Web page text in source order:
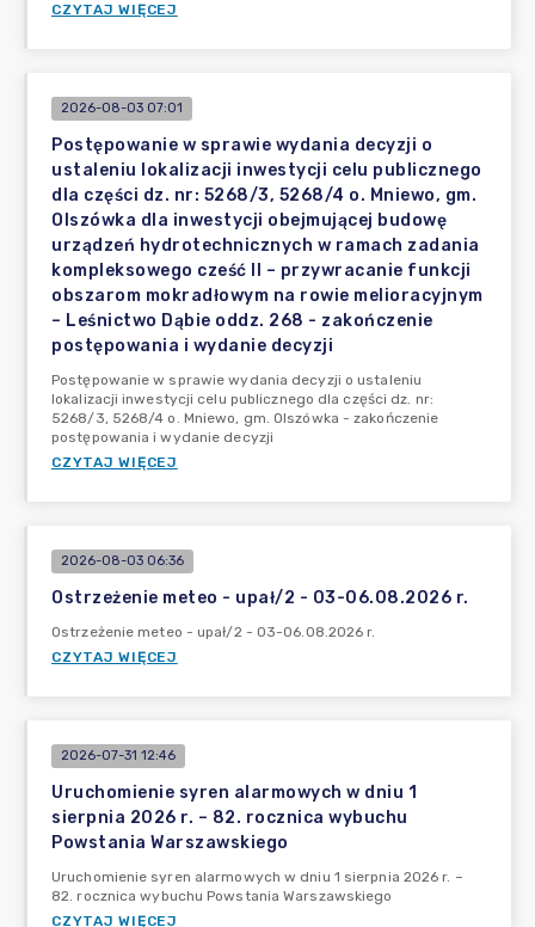
CZYTAJ WIĘCEJ
2026-08-03 07:01
Postępowanie w sprawie wydania decyzji o
ustaleniu lokalizacji inwestycji celu publicznego
dla części dz. nr: 5268/3, 5268/4 o. Mniewo, gm.
Olszówka dla inwestycji obejmującej budowę
urządzeń hydrotechnicznych w ramach zadania
kompleksowego cześć II – przywracanie funkcji
obszarom mokradłowym na rowie melioracyjnym
– Leśnictwo Dąbie oddz. 268 - zakończenie
postępowania i wydanie decyzji
Postępowanie w sprawie wydania decyzji o ustaleniu
lokalizacji inwestycji celu publicznego dla części dz. nr:
5268/3, 5268/4 o. Mniewo, gm. Olszówka - zakończenie
postępowania i wydanie decyzji
CZYTAJ WIĘCEJ
2026-08-03 06:36
Ostrzeżenie meteo - upał/2 - 03-06.08.2026 r.
Ostrzeżenie meteo - upał/2 - 03-06.08.2026 r.
CZYTAJ WIĘCEJ
2026-07-31 12:46
Uruchomienie syren alarmowych w dniu 1
sierpnia 2026 r. – 82. rocznica wybuchu
Powstania Warszawskiego
Uruchomienie syren alarmowych w dniu 1 sierpnia 2026 r. –
82. rocznica wybuchu Powstania Warszawskiego
CZYTAJ WIĘCEJ